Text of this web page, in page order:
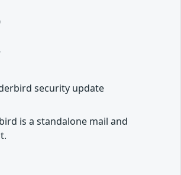
security update
is a standalone mail and